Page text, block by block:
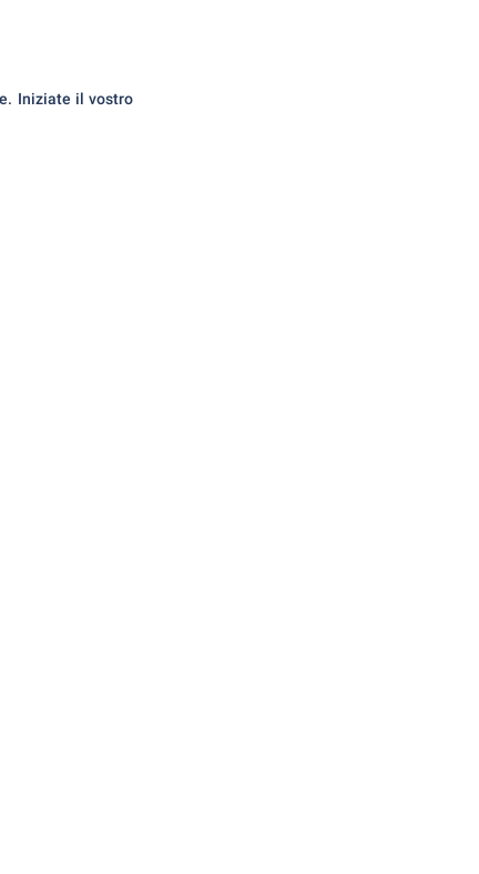
Iniziate il vostro